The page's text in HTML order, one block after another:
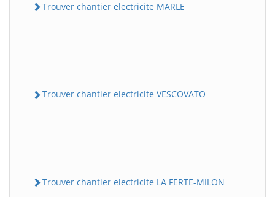
Trouver chantier electricite MARLE
Trouver chantier electricite VESCOVATO
Trouver chantier electricite LA FERTE-MILON